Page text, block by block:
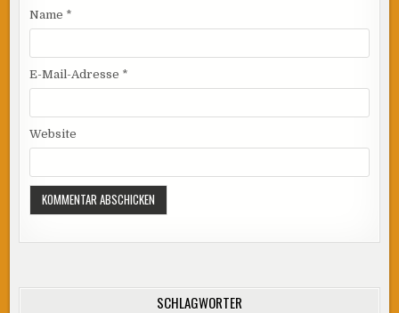
Name *
E-Mail-Adresse *
Website
SCHLAGWÖRTER